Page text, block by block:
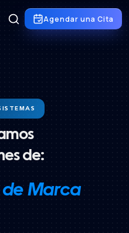
Agendar una Cita
de:
Marca